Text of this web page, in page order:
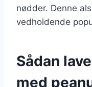
nødder. Denne
vedholdende
Sådan
med